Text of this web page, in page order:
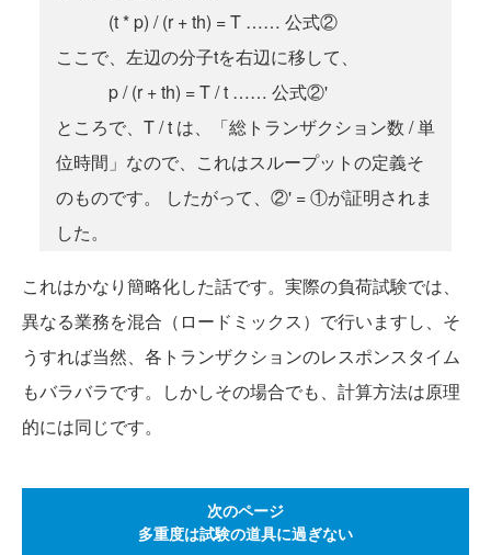
(t * p) / (r + th) = T …… 公式②
ここで、左辺の分子tを右辺に移して、
p / (r + th) = T / t …… 公式②'
ところで、T / t は、「総トランザクション数 / 単
位時間」なので、これはスループットの定義そ
のものです。 したがって、②' = ①が証明されま
した。
これはかなり簡略化した話です。実際の負荷試験では、
異なる業務を混合（ロードミックス）で行いますし、そ
うすれば当然、各トランザクションのレスポンスタイム
もバラバラです。しかしその場合でも、計算方法は原理
的には同じです。
次のページ
多重度は試験の道具に過ぎない